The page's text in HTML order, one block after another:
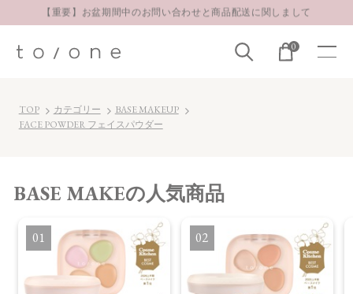
【重要】お盆期間中のお問い合わせと商品配送に関しまして
LINE お友達登録 500円OFFクーポンプレゼント
0
TOP カテゴリー
BASE MAKEUP
FACE POWDER フェイスパウダー
BASE MAKEの人気商品
1 2